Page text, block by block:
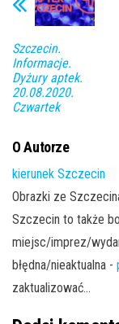
Szczecin.
Informacje.
Dyżury aptek.
20.08.2020.
Czwartek
O Autorze
kierunek Szczecin
Obrazki ze
Szczecin to także
miejsc/imprez/
błędna/nieaktualna -
zaktualizować...